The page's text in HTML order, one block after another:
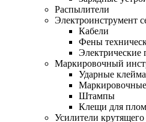
Распылители
Электроинструмент
Кабели
Фены
Электрические
Маркировочный
Ударные клейма
Штампы
Клещи для
Усилители